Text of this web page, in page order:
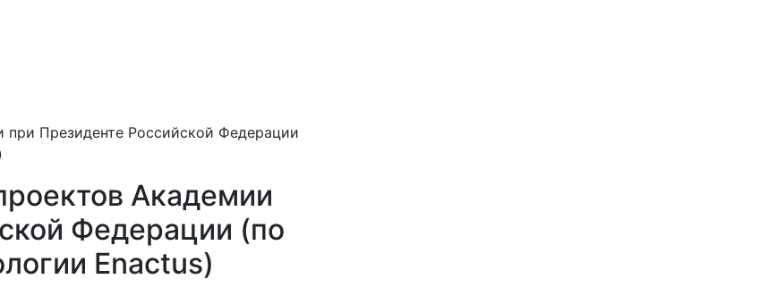
при Президенте Российской Федерации
Академии
Федерации (по
Enactus)